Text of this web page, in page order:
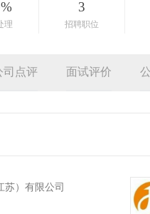
理
3
招聘职位
司点评 面试评价
）有限公司